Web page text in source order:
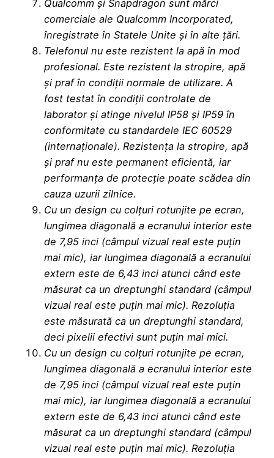
Qualcomm și Snapdragon sunt mărci
comerciale ale Qualcomm Incorporated,
înregistrate în Statele Unite și în alte țări.
Telefonul nu este rezistent la apă în mod
profesional. Este rezistent la stropire, apă
și praf în condiții normale de utilizare. A
fost testat în condiții controlate de
laborator și atinge nivelul IP58 și IP59 în
conformitate cu standardele IEC 60529
(internaționale). Rezistența la stropire, apă
și praf nu este permanent eficientă, iar
performanța de protecție poate scădea din
cauza uzurii zilnice.
Cu un design cu colțuri rotunjite pe ecran,
lungimea diagonală a ecranului interior este
de 7,95 inci (câmpul vizual real este puțin
mai mic), iar lungimea diagonală a ecranului
extern este de 6,43 inci atunci când este
măsurat ca un dreptunghi standard (câmpul
vizual real este puțin mai mic). Rezoluția
este măsurată ca un dreptunghi standard,
deci pixelii efectivi sunt puțin mai mici.
Cu un design cu colțuri rotunjite pe ecran,
lungimea diagonală a ecranului interior este
de 7,95 inci (câmpul vizual real este puțin
mai mic), iar lungimea diagonală a ecranului
extern este de 6,43 inci atunci când este
măsurat ca un dreptunghi standard (câmpul
vizual real este puțin mai mic). Rezoluția